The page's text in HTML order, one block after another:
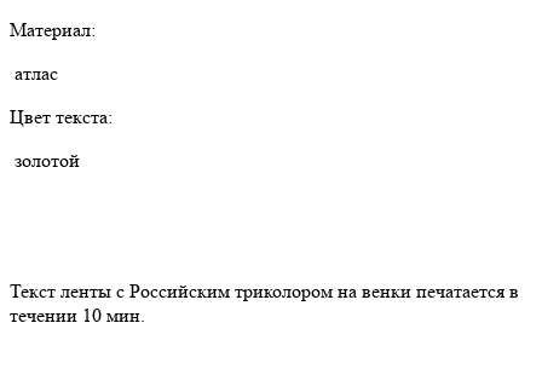
Материал:
атлас
Цвет текста:
золотой
Текст ленты с Российским триколором на венки печатается в
течении 10 мин.